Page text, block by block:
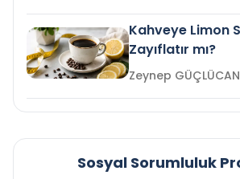
Kahveye Limon
Zayıflatır mı?
Zeynep GÜÇLÜCAN
Sosyal Sorumluluk